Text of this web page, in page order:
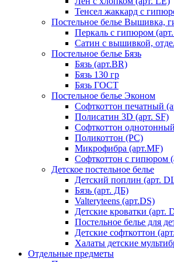
Тенсел жаккард с
Постельное белье Вышивка,
Перкаль с гипюром
Сатин с вышивкой,
Постельное белье Бязь
Бязь (арт.BR)
Бязь 130 гр
Бязь ГОСТ
Постельное белье Эконом
Софткоттон печатный
Полисатин 3D (арт. SF)
Софткоттон
Поликоттон (PC)
Микрофибра (арт.MF)
Софткоттон с гипюром
Детское постельное белье
Детский поплин (арт.
Бязь (арт. ДБ)
Valteryteens (арт.DS)
Детские кроватки (арт.
Постельное белье для
Детские софткоттон
Халаты детские
Отдельные предметы